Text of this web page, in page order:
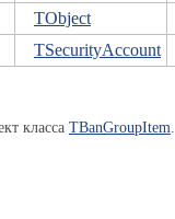
TObject
TSecurityAccount
класса TBanGroupItem.